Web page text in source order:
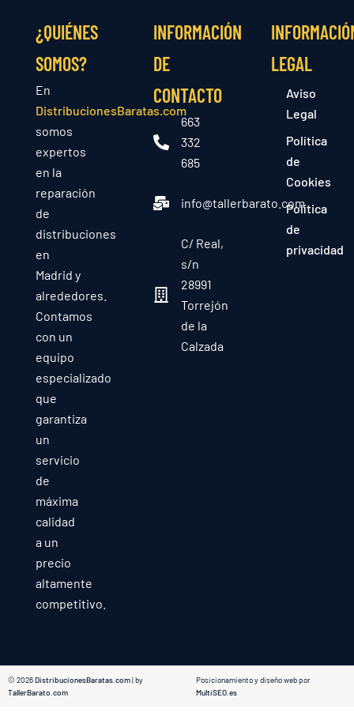
¿QUIÉNES
SOMOS?
En
DistribucionesBaratas.com
somos
expertos
en la
reparación
de
distribuciones
en
Madrid y
alrededores.
Contamos
con un
equipo
especializado
que
garantiza
un
servicio
de
máxima
calidad
a un
precio
altamente
competitivo.
INFORMACIÓN
DE
CONTACTO
663
332
685
info@tallerbarato.com
C/ Real,
s/n
28991
Torrejón
de la
Calzada
LEGAL
Aviso
Legal
Política
de
Cookies
Política
de
privacidad
© 2026DistribucionesBaratas.com| by
TallerBarato.com
Posicionamiento y diseño web por
MultiSEO.es